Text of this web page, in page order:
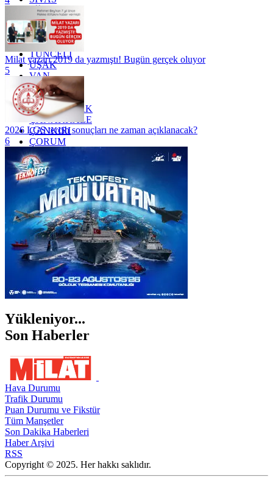
SİİRT
TEKİRDAĞ
TOKAT
TRABZON
TUNCELİ
UŞAK
VAN
YALOVA
YOZGAT
ZONGULDAK
ÇANAKKALE
ÇANKIRI
ÇORUM
İSTANBUL
İZMİR
ŞANLIURFA
ŞIRNAK
Milat yazarı 2019 da yazmıştı! Bugün gerçek oluyor
5
2026 LGS tercih sonuçları ne zaman açıklanacak?
6
Yükleniyor...
Son Haberler
Hava Durumu
Trafik Durumu
Puan Durumu ve Fikstür
Tüm Manşetler
Son Dakika Haberleri
Haber Arşivi
RSS
Copyright © 2025. Her hakkı saklıdır.